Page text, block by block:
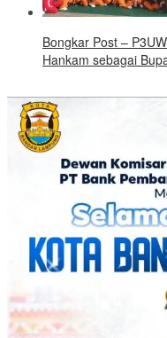
Bongkar Post –
Hankam sebagai